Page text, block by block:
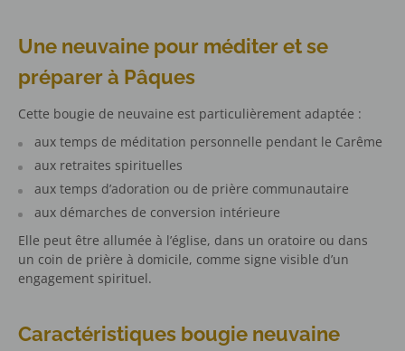
Une neuvaine pour méditer et se
préparer à Pâques
Cette bougie de neuvaine est particulièrement adaptée :
aux temps de méditation personnelle pendant le Carême
aux retraites spirituelles
aux temps d’adoration ou de prière communautaire
aux démarches de conversion intérieure
Elle peut être allumée à l’église, dans un oratoire ou dans
un coin de prière à domicile, comme signe visible d’un
engagement spirituel.
Caractéristiques bougie neuvaine